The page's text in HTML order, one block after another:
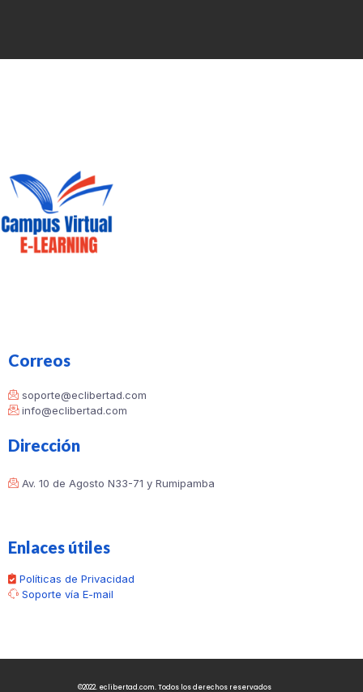
Correos
soporte@eclibertad.com
info@eclibertad.com
Dirección
Av. 10 de Agosto N33-71 y Rumipamba
Enlaces útiles
Políticas de Privacidad
Soporte vía E-mail
©2022. eclibertad.com. Todos los derechos reservados